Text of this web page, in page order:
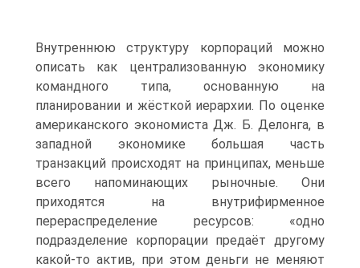
Внутреннюю структуру корпораций можно
описать как централизованную экономику
командного типа, основанную на
планировании и жёсткой иерархии. По оценке
американского экономиста Дж. Б. Делонга, в
западной экономике большая часть
транзакций происходят на принципах, меньше
всего напоминающих рыночные. Они
приходятся на внутрифирменное
перераспределение ресурсов: «одно
подразделение корпорации предаёт другому
какой-то актив, при этом деньги не меняют